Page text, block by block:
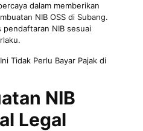
dalam memberikan
NIB OSS di Subang.
pendaftaran NIB sesuai
Tidak Perlu Bayar Pajak di
NIB
Legal